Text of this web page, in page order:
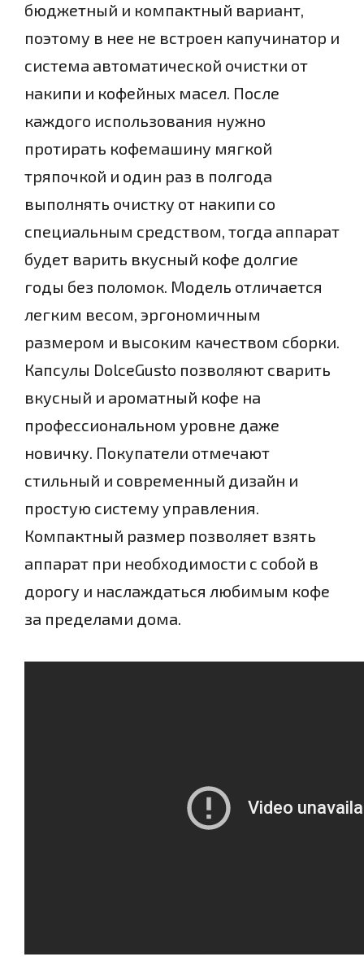
бюджетный и компактный вариант,
поэтому в нее не встроен капучинатор и
система автоматической очистки от
накипи и кофейных масел. После
каждого использования нужно
протирать кофемашину мягкой
тряпочкой и один раз в полгода
выполнять очистку от накипи со
специальным средством, тогда аппарат
будет варить вкусный кофе долгие
годы без поломок. Модель отличается
легким весом, эргономичным
размером и высоким качеством сборки.
Капсулы DolceGusto позволяют сварить
вкусный и ароматный кофе на
профессиональном уровне даже
новичку. Покупатели отмечают
стильный и современный дизайн и
простую систему управления.
Компактный размер позволяет взять
аппарат при необходимости с собой в
дорогу и наслаждаться любимым кофе
за пределами дома.